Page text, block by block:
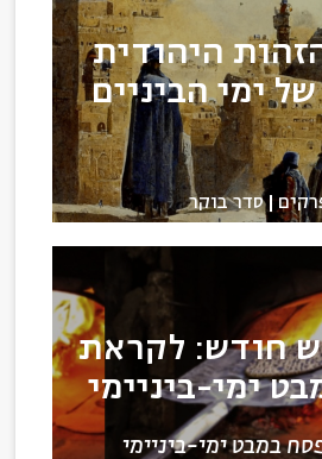
היהודית
ימי הביניים
סדר בוקר
חודש: לקראת
ימי-ביניימי
במבט ימי-ביניימי